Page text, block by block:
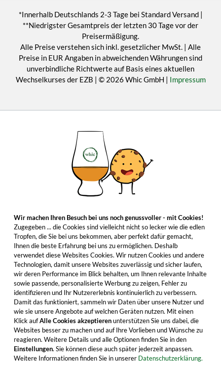
*Innerhalb Deutschlands 2-3 Tage bei Standard Versand |
**Niedrigster Gesamtpreis der letzten 30 Tage vor der
Preisermäßigung.
Alle Preise verstehen sich inkl. gesetzlicher MwSt. | Alle
Preise in EUR Angaben in abweichenden Währungen sind
unverbindliche Richtwerte auf Basis eines aktuellen
Wechselkurses der EZB | © 2026 Whic GmbH | Impressum
Wir machen Ihren Besuch bei uns noch genussvoller - mit Cookies!
Zugegeben ... die Cookies sind vielleicht nicht so lecker wie die edlen
Tropfen, die Sie bei uns bekommen, aber perfekt dafür gemacht,
Ihnen die beste Erfahrung bei uns zu ermöglichen. Deshalb
verwendet diese Websites Cookies. Wir nutzen Cookies und andere
Technologien, damit unsere Websites zuverlässig und sicher laufen,
wir deren Performance im Blick behalten, um Ihnen relevante Inhalte
sowie passende, personalisierte Werbung zu zeigen, Fehler zu
identifizieren und Ihr Nutzererlebnis kontinuierlich zu verbessern.
Damit das funktioniert, sammeln wir Daten über unsere Nutzer und
wie sie unsere Angebote auf welchen Geräten nutzen. Mit einen
Klick aufAlle Cookies akzeptierenunterstützen Sie uns dabei, die
Websites besser zu machen und auf Ihre Vorlieben und Wünsche zu
reagieren. Weitere Details und alle Optionen finden Sie in den
Einstellungen. Sie können diese auch später jederzeit anpassen.
Weitere Informationen finden Sie in unserer Datenschutzerklärung.